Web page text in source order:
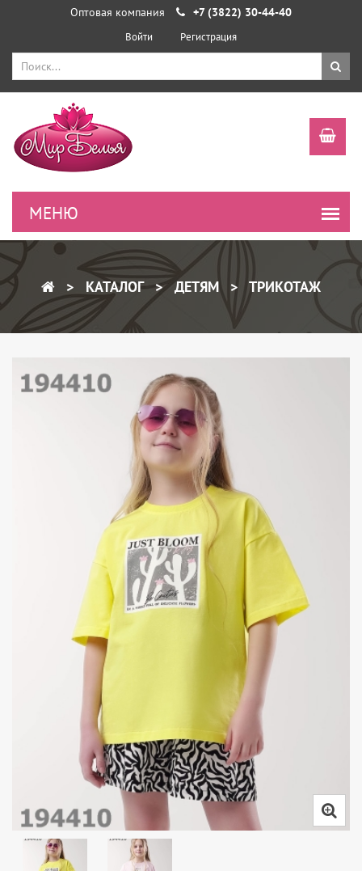
Оптовая компания +7 (3822) 30-44-40
Войти Регистрация
КАТАЛОГ ДЕТЯМ ТРИКОТАЖ